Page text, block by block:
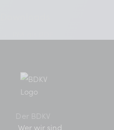
Der BDKV
Wer wir sind